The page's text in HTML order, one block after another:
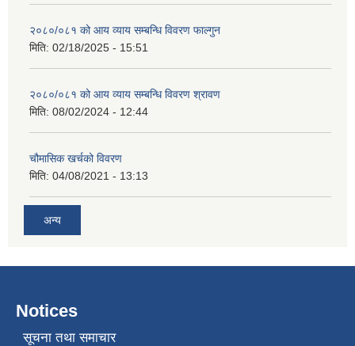
२०८०/०८१ को आय व्याय सम्बन्धि विवरण फाल्गुन
मिति: 02/18/2025 - 15:51
२०८०/०८१ को आय व्याय सम्बन्धि विवरण श्रावण
मिति: 08/02/2024 - 12:44
चौमासिक खर्चको विवरण
मिति: 04/08/2021 - 13:13
अन्य
Notices
सूचना तथा समाचार